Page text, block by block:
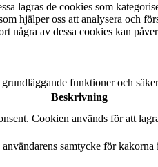
lagras de cookies som
hjälper oss att analysera och
några av dessa cookies kan
funktioner och
Beskrivning
Cookien används för att
samtycke för